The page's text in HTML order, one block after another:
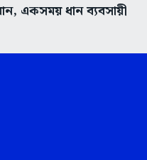
একসময় ধান ব্যবসায়ী